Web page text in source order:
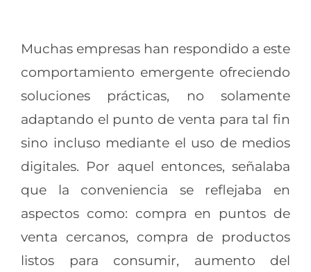
Muchas empresas han respondido a este
comportamiento emergente ofreciendo
soluciones prácticas, no solamente
adaptando el punto de venta para tal fin
sino incluso mediante el uso de medios
digitales. Por aquel entonces, señalaba
que la conveniencia se reflejaba en
aspectos como: compra en puntos de
venta cercanos, compra de productos
listos para consumir, aumento del